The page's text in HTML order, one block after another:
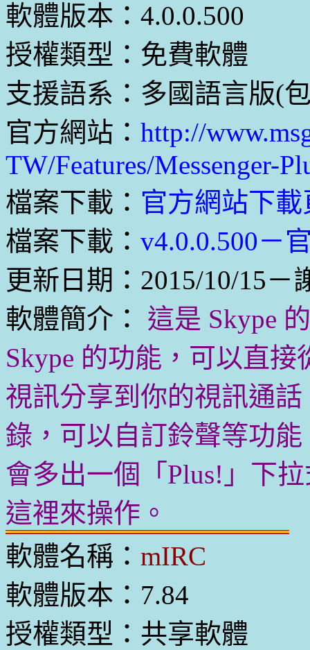
軟體版本：4.0.0.500
授權類型：免費軟體
支援語系：多國語言版(
官方網站： http://
TW/Features/Messenger-
檔案下載： 官方網站下載
檔案下載： v4.0.0.500－
更新日期：2015/10/15－
軟體簡介：
這是 Skype
Skype 的功能，可以直
視訊分享到你的視訊通
錄，可以自訂鈴聲等功
會多出一個「Plus!」下
這裡來操作。
軟體名稱： mIRC
軟體版本：7.84
授權類型：共享軟體